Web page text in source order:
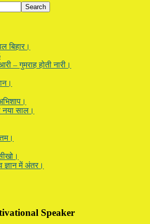
बिहार।
– गुमराह होती नारी।
नया साल।
में अंतर।
Speaker